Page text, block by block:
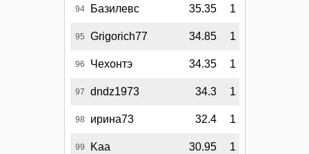
94 Базилевс 35.35 1
95 Grigorich77 34.85 1
96 Чехонтэ 34.35 1
97 dndz1973 34.3 1
98 ирина73 32.4 1
99 Kaa 30.95 1